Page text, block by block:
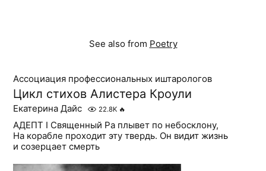
See also from Poetry
Ассоциация профессиональных иштарологов
Цикл стихов Алистера Кроули
Екатерина Дайс 22.8K 🔥
АДЕПТ I Священный Ра плывет по небосклону,
На корабле проходит эту твердь. Он видит жизнь
и созерцает смерть